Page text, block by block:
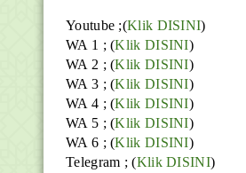
Youtube ;(Klik DISINI)
WA 1 ; (Klik DISINI)
WA 2 ; (Klik DISINI)
WA 3 ; (Klik DISINI)
WA 4 ; (Klik DISINI)
WA 5 ; (Klik DISINI)
WA 6 ; (Klik DISINI)
Telegram ;(Klik DISINI)